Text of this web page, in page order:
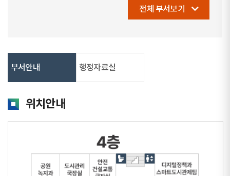
전체 부서보기
부서안내 행정자료실
위치안내